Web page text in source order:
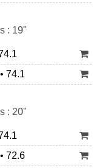
: 19"
74.1
: 20"
72.6